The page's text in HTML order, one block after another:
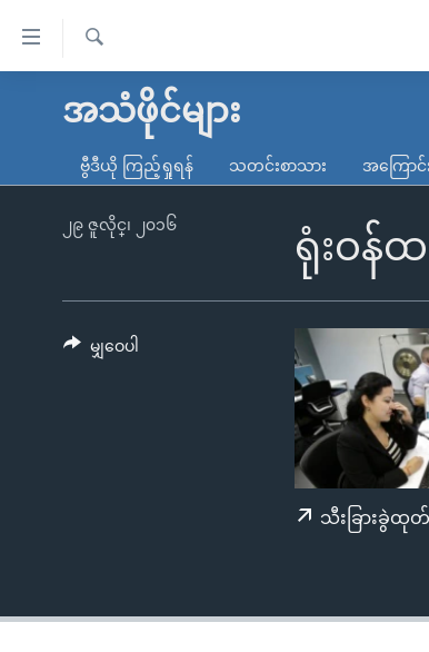
လွယ်ကူ
သည့်
ကျော်
မူလစာမျက်နှာ
ကမ္ဘာ့သတင်းများ
နိုင်ငံတကာ
တရုတ်
အစ္စရေး-ပါလက်စတိုင်း
ရပ်ဝန်းတခု လမ်းတခု အလွန်
အင်္ဂလိပ်စာလေ့လာမယ်
ရ
အသံဖိုင်များ
ဗွီဒီယို ကြည့်ရှုရန် သတင်းစာသား အကြောင်
ရုံးဝန်
၂၉ ဇူလိုင္၊ ၂၀၁၆
သီးခြားခွဲထု
မျှဝေပါ